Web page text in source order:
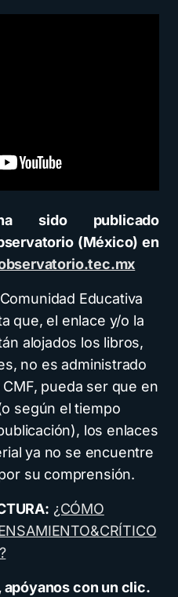
sido publicado
(México) en
Educativa
que, el enlace y/o la
alojados los libros,
no es administrado
pueda ser que en
según el tiempo
los enlaces
ya no se encuentre
su comprensión.
¿CÓMO
?
con un clic.